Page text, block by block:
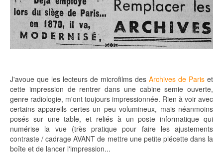
J'avoue que les lecteurs de microfilms des Archives de Paris et
cette impression de rentrer dans une cabine semie ouverte,
genre radiologie, m'ont toujours impressionnée. Rien à voir avec
certains appareils certes un peu volumineux, mais néanmoins
posés sur une table, et reliés à un poste informatique qui
numérise la vue (très pratique pour faire les ajustements
contraste / cadrage AVANT de mettre une petite piécette dans la
boîte et de lancer l'impression...